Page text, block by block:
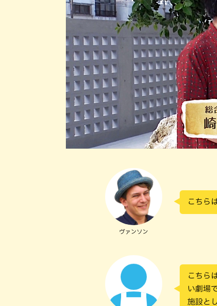
ヴァンソン
こちら
こちら
い劇場
施設と